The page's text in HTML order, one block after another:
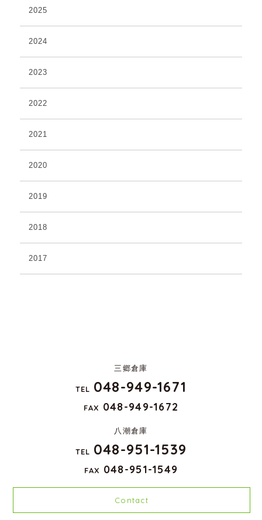
2025
2024
2023
2022
2021
2020
2019
2018
2017
三郷倉庫
TEL 048-949-1671
FAX 048-949-1672
八潮倉庫
TEL 048-951-1539
FAX 048-951-1549
Contact